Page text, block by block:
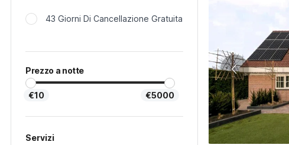
43 Giorni Di Cancellazione Gratuita
Prezzo a notte
€10 €5000
Servizi